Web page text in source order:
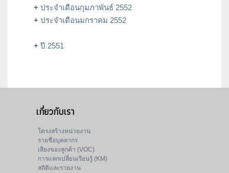
+ ประจำเดือนกุมภาพันธ์ 2552
+ ประจำเดือนมกราคม 2552
+ ปี 2551
เกี่ยวกับเรา
โครงสร้างหน่วยงาน
รายชื่อบุคลากร
เสียงของลูกค้า (VOC)
การแลกเปลี่ยนเรียนรู้ (KM)
สถิติและรายงาน